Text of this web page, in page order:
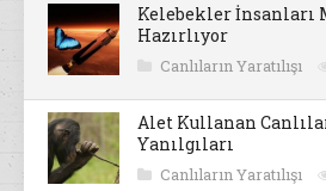
Kelebekler İnsanları
Hazırlıyor
Canlıların Yaratılışı
Alet Kullanan
Yanılgıları
Canlıların Yaratılışı